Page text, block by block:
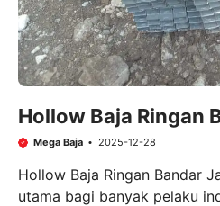
Hollow Baja Ringan
Mega Baja 2025-12-28
Hollow Baja Ringan Bandar
utama bagi banyak pelaku